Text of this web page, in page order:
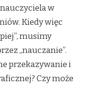
w
Kiedy więc
musimy
„nauczanie”.
przekazywanie i
Czy może